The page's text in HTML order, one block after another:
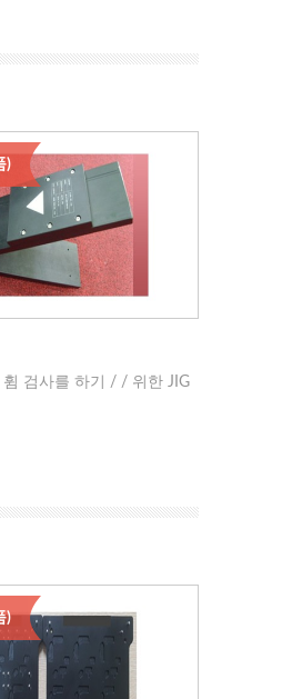
)
휨 검사를 하기 / / 위한 JIG
)